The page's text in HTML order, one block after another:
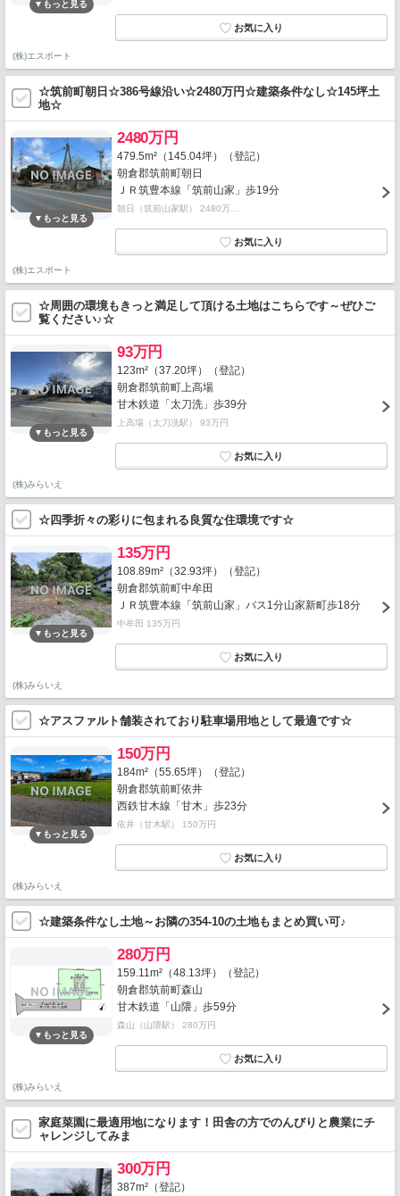
(株)エスポート
☆筑前町朝日☆386号線沿い☆2480万円☆建築条件なし☆145坪土
地☆
2480万円
479.5m²（145.04坪）（登記）
朝倉郡筑前町朝日
ＪＲ筑豊本線「筑前山家」歩19分
朝日（筑前山家駅） 2480万…
(株)エスポート
☆周囲の環境もきっと満足して頂ける土地はこちらです～ぜひご
覧ください♪☆
93万円
123m²（37.20坪）（登記）
朝倉郡筑前町上高場
甘木鉄道「太刀洗」歩39分
上高場（太刀洗駅） 93万円
(株)みらいえ
☆四季折々の彩りに包まれる良質な住環境です☆
135万円
108.89m²（32.93坪）（登記）
朝倉郡筑前町中牟田
ＪＲ筑豊本線「筑前山家」バス1分山家新町歩18分
中牟田 135万円
(株)みらいえ
☆アスファルト舗装されており駐車場用地として最適です☆
150万円
184m²（55.65坪）（登記）
朝倉郡筑前町依井
西鉄甘木線「甘木」歩23分
依井（甘木駅） 150万円
(株)みらいえ
☆建築条件なし土地～お隣の354-10の土地もまとめ買い可♪
280万円
159.11m²（48.13坪）（登記）
朝倉郡筑前町森山
甘木鉄道「山隈」歩59分
森山（山隈駅） 280万円
(株)みらいえ
家庭菜園に最適用地になります！田舎の方でのんびりと農業にチ
ャレンジしてみま
300万円
387m²（登記）